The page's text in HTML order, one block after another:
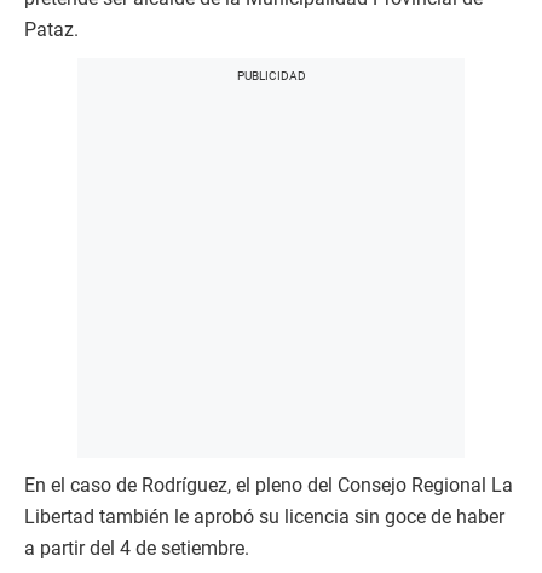
Pataz.
En el caso de Rodríguez, el pleno del Consejo Regional La
Libertad también le aprobó su licencia sin goce de haber
a partir del 4 de setiembre.